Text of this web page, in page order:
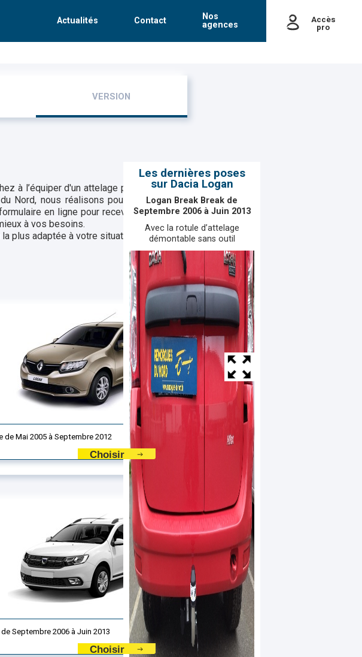
Actualités Contact
Nos
agences
Accès
pro
Mot de passe
VERSION
à l’équiper d'un attelage pour tracter une
Nord, nous réalisons pour vous la pose
en ligne pour recevoir votre devis
à vos besoins.
plus adaptée à votre situation.
de Mai 2005 à Septembre 2012
Choisir
Septembre 2006 à Juin 2013
Choisir
Les dernières poses
sur Dacia Logan
Logan Break Break de
Septembre 2006 à Juin 2013
Avec la rotule d’attelage
démontable sans outil